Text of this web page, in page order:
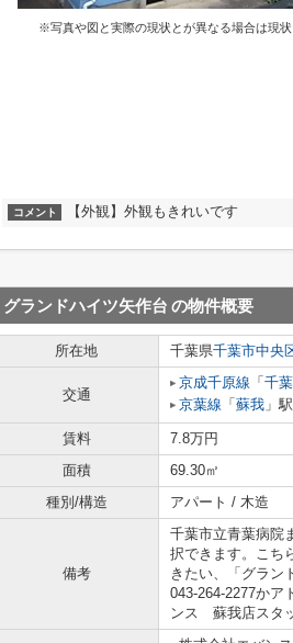
※写真や図と実際の現状とが異なる場合は現
コメント 【外観】外観もきれいです
グランドハイツ⽮作台 の物件概要
所在地 千葉県千葉市中央
交通
京成千原線 「 千
京葉線 「 蘇我 」
賃料 7.8万円
面積
69.30㎡
種別/構造
アパート / 木造
備考
千葉市立青葉病院
択できます。こち
きたい、「グラン
043-264-2277かア
ンス 蘇我店スタ